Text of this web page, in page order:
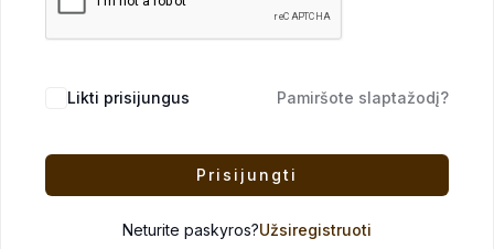
Likti prisijungus Pamiršote slaptažodį?
Prisijungti
Neturite paskyros?Užsiregistruoti